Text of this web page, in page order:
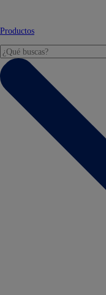
Productos